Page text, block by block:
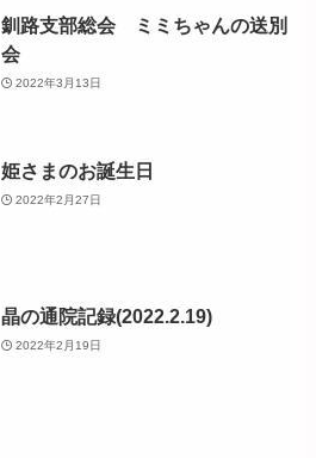
釧路支部総会 ミミちゃんの送別
会
2022年3月13日
姫さまのお誕生日
2022年2月27日
晶の通院記録(2022.2.19)
2022年2月19日